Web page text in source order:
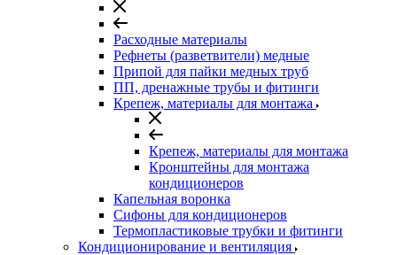
Расходные материалы
Рефнеты (разветвители) медные
Припой для пайки медных труб
ПП, дренажные трубы и фитинги
Крепеж, материалы для монтажа
Крепеж, материалы для монтажа
Кронштейны для монтажа
кондиционеров
Капельная воронка
Сифоны для кондиционеров
Термопластиковые трубки и фитинги
Кондиционирование и вентиляция